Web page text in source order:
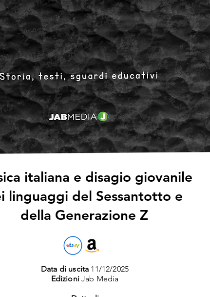
italiana e disagio giovanile
linguaggi del Sessantotto e
della Generazione Z
Data di uscita 11/12/2025
Edizioni Jab Media